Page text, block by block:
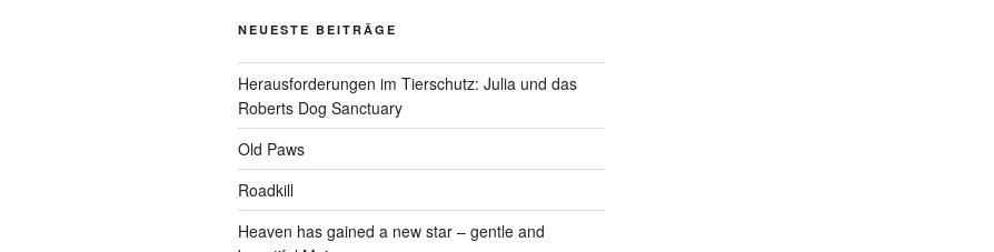
NEUESTE BEITRÄGE
Herausforderungen im Tierschutz: Julia und das
Roberts Dog Sanctuary
Old Paws
Roadkill
Heaven has gained a new star – gentle and